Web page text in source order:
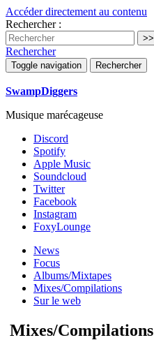
Accéder directement au contenu
Rechercher :
Rechercher
Toggle navigation Rechercher
SwampDiggers
Musique marécageuse
Discord
Spotify
Apple Music
Soundcloud
Twitter
Facebook
Instagram
FoxyLounge
News
Focus
Albums/Mixtapes
Mixes/Compilations
Sur le web
Mixes/Compilations